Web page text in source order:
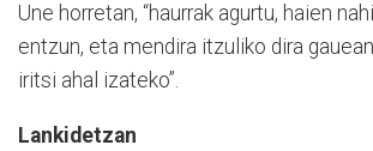
Une horretan, “haurrak agurtu, haien
entzun, eta mendira itzuliko dira
iritsi ahal izateko”.
Lankidetzan